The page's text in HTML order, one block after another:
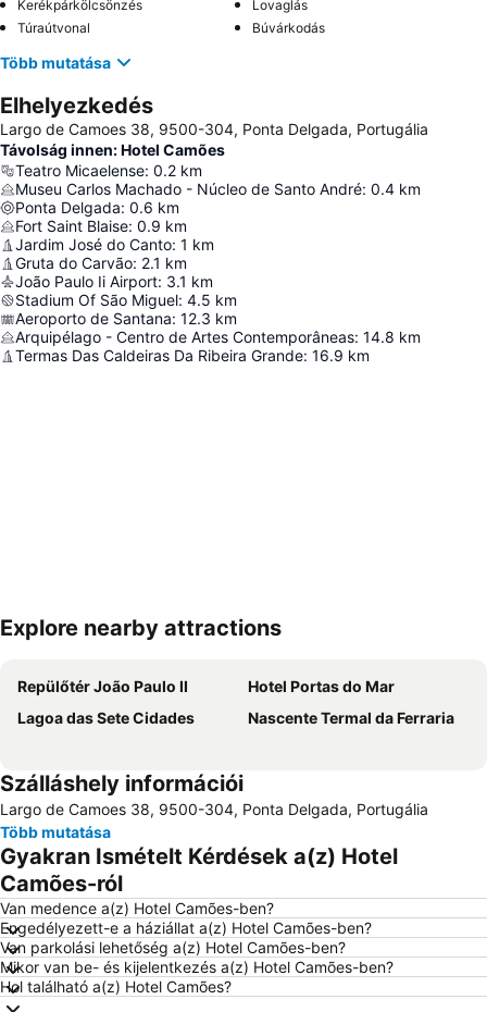
Kerékpárkölcsönzés
Lovaglás
Túraútvonal
Búvárkodás
Több mutatása
Elhelyezkedés
Largo de Camoes 38, 9500-304, Ponta Delgada, Portugália
Távolság innen: Hotel Camões
Teatro Micaelense: 0.2 km
Museu Carlos Machado - Núcleo de Santo André: 0.4 km
Ponta Delgada: 0.6 km
Fort Saint Blaise: 0.9 km
Jardim José do Canto: 1 km
Gruta do Carvão: 2.1 km
João Paulo Ii Airport: 3.1 km
Stadium Of São Miguel: 4.5 km
Aeroporto de Santana: 12.3 km
Arquipélago - Centro de Artes Contemporâneas: 14.8 km
Termas Das Caldeiras Da Ribeira Grande: 16.9 km
Nagy méretű térkép
Explore nearby attractions
Repülőtér João Paulo II
Hotel Portas do Mar
Lagoa das Sete Cidades
Nascente Termal da Ferraria
Szálláshely információi
Largo de Camoes 38, 9500-304, Ponta Delgada, Portugália
Több mutatása
Gyakran Ismételt Kérdések a(z) Hotel
Camões-ról
Van medence a(z) Hotel Camões-ben?
Engedélyezett-e a háziállat a(z) Hotel Camões-ben?
Van parkolási lehetőség a(z) Hotel Camões-ben?
Mikor van be- és kijelentkezés a(z) Hotel Camões-ben?
Hol található a(z) Hotel Camões?